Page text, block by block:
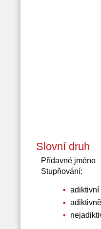
Slovní druh
Přídavné jméno
Stupňování:
adiktivní